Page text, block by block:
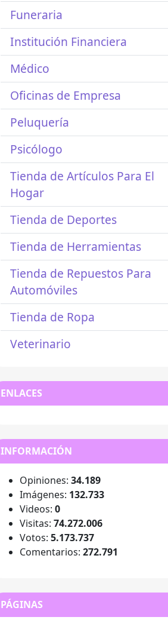
Funeraria
Institución Financiera
Médico
Oficinas de Empresa
Peluquería
Psicólogo
Tienda de Artículos Para El
Hogar
Tienda de Deportes
Tienda de Herramientas
Tienda de Repuestos Para
Automóviles
Tienda de Ropa
Veterinario
ENLACES
INFORMACIÓN
Opiniones: 34.189
Imágenes: 132.733
Videos: 0
Visitas: 74.272.006
Votos: 5.173.737
Comentarios: 272.791
PÁGINAS